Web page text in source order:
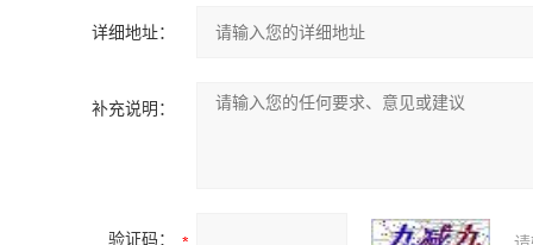
详细地址：
补充说明：
验证码：